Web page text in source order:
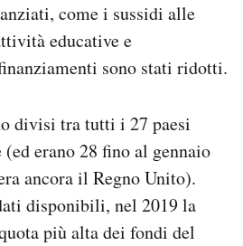
come i sussidi alle
educative e
sono stati ridotti.
divisi tra tutti i 27 paesi
erano 28 fino al gennaio
ancora il Regno Unito).
disponibili, nel 2019 la
più alta dei fondi del